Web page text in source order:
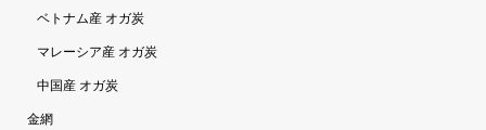
ベトナム産 オガ炭
マレーシア産 オガ炭
中国産 オガ炭
金網